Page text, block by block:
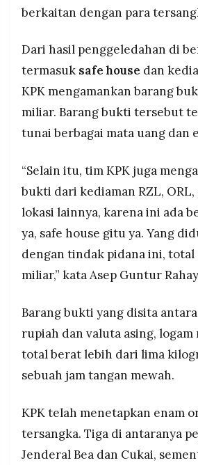
berkaitan dengan para
Dari hasil penggeledahan di
termasuk safe house dan
KPK mengamankan barang
miliar. Barang bukti tersebut
tunai berbagai mata uang dan
“Selain itu, tim KPK juga
bukti dari kediaman RZL, ORL,
lokasi lainnya, karena ini ada
ya, safe house gitu ya. Yang
dengan tindak pidana ini, total
miliar,” kata Asep Guntur
Barang bukti yang disita
rupiah dan valuta asing, logam
total berat lebih dari lima
sebuah jam tangan mewah.
KPK telah menetapkan enam
tersangka. Tiga di antaranya
Jenderal Bea dan Cukai,